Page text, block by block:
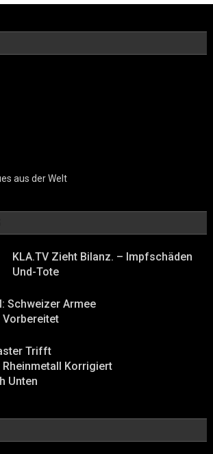
aus der Welt
KLA.TV Zieht Bilanz. – Impfschäden
Und-Tote
Schweizer Armee
Vorbereitet
Trifft
Korrigiert
Unten